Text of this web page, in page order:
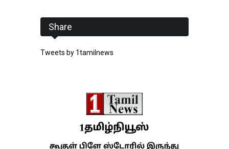
Share
Tweets by 1tamilnews